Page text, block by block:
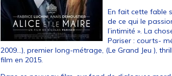
En fait cette fable
de ce qui le
l’intimité ». La
Pariser : courts-
2009…), premier long-métrage, (Le Grand Jeu ),
film en 2015.